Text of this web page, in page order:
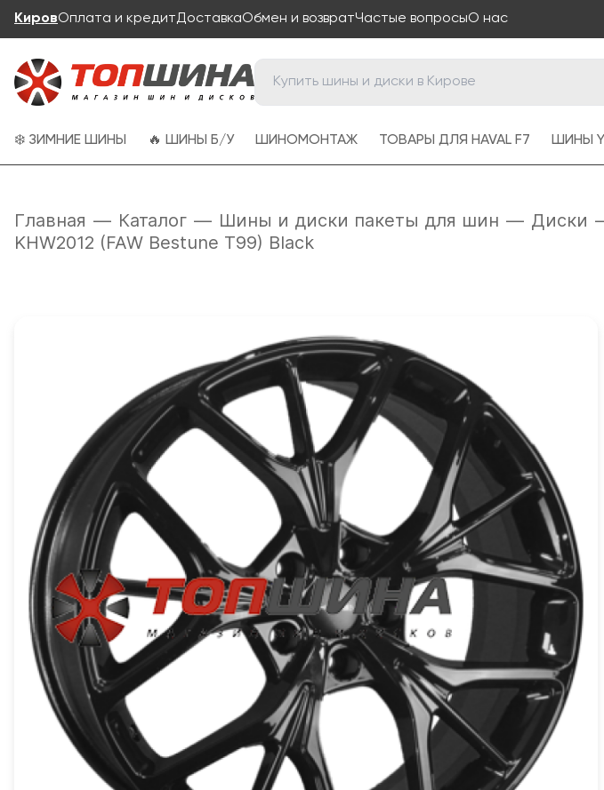
КировОплата и кредитДоставкаОбмен и возвратЧастые вопросыО нас
❄️ ЗИМНИЕ ШИНЫ 🔥 ШИНЫ Б/У ШИНОМОНТАЖ ТОВАРЫ ДЛЯ HAVAL F7 ШИНЫ
Главная — Каталог — Шины и диски пакеты для шин — Диски
KHW2012 (FAW Bestune T99) Black